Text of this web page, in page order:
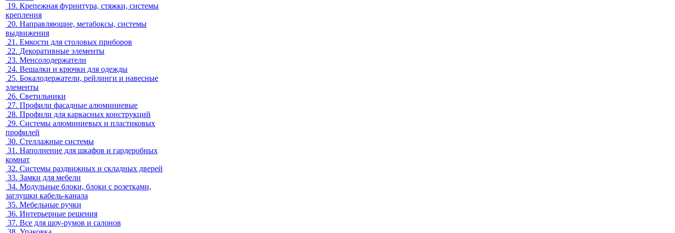
19. Крепежная фурнитура, стяжки, системы
крепления
20. Направляющие, метабоксы, системы
выдвижения
21. Емкости для столовых приборов
22. Декоративные элементы
23. Менсолодержатели
24. Вешалки и крючки для одежды
25. Бокалодержатели, рейлинги и навесные
элементы
26. Светильники
27. Профили фасадные алюминиевые
28. Профили для каркасных конструкций
29. Системы алюминиевых и пластиковых
профилей
30. Стеллажные системы
31. Наполнение для шкафов и гардеробных
комнат
32. Системы раздвижных и складных дверей
33. Замки для мебели
34. Модульные блоки, блоки с розетками,
заглушки кабель-канала
35. Мебельные ручки
36. Интерьерные решения
37. Все для шоу-румов и салонов